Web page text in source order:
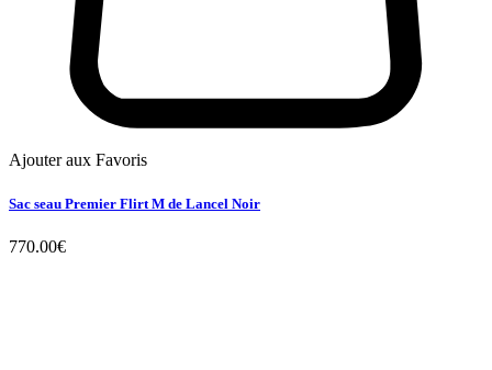
Ajouter aux Favoris
Sac seau Premier Flirt M de Lancel Noir
770.00€